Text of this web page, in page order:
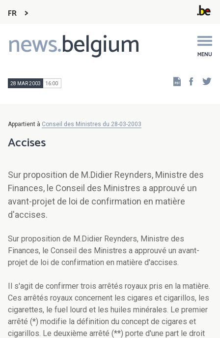
FR
news.belgium MENU
Main
navigation
28 MAR 2003 16:00
Appartient à Conseil des Ministres du 28-03-2003
Accises
Sur proposition de M.Didier Reynders, Ministre des
Finances, le Conseil des Ministres a approuvé un
avant-projet de loi de confirmation en matière
d'accises.
Sur proposition de M.Didier Reynders, Ministre des
Finances, le Conseil des Ministres a approuvé un avant-
projet de loi de confirmation en matière d'accises.
Il s'agit de confirmer trois arrêtés royaux pris en la matière.
Ces arrêtés royaux concernent les cigares et cigarillos, les
cigarettes, le fuel lourd et les huiles minérales. Le premier
arrêté (*) modifie la définition du concept de cigares et
cigarillos. Le deuxième arrêté (**) porte d'une part le droit